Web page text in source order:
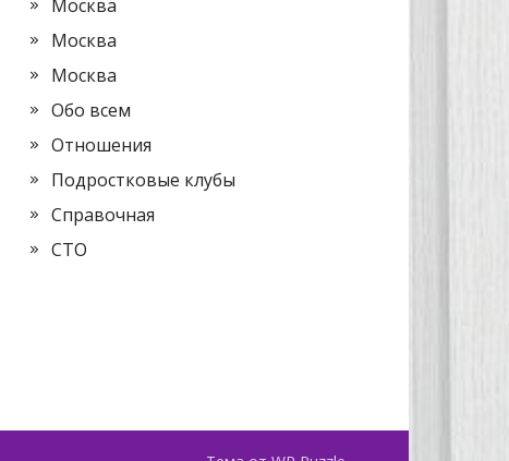
Москва
Москва
Москва
Обо всем
Отношения
Подростковые клубы
Справочная
СТО